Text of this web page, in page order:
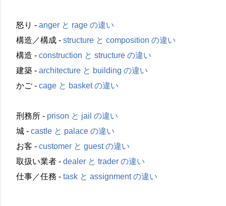
怒り - anger と rage の違い
構造／構成 - structure と composition の違い
構造 - construction と structure の違い
建築 - architecture と building の違い
かご - cage と basket の違い
刑務所 - prison と jail の違い
城 - castle と palace の違い
お客 - customer と guest の違い
取扱い業者 - dealer と trader の違い
仕事／任務 - task と assignment の違い